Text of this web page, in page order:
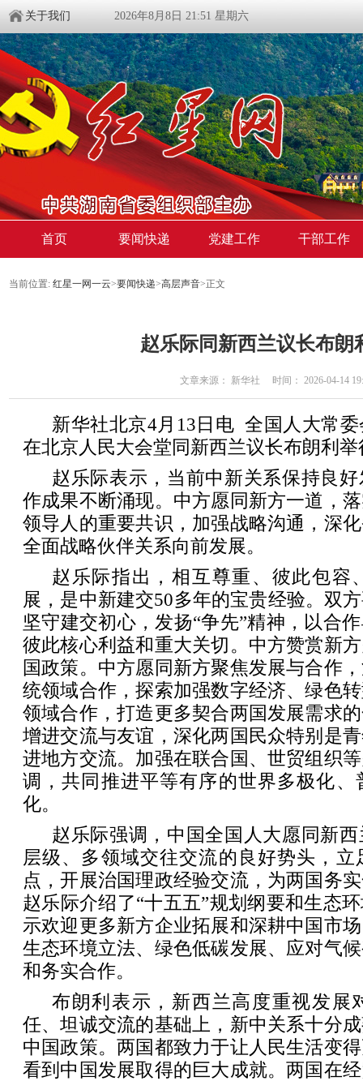
关于我们 2026年8月8日 21:51 星期六
首页 要闻快递 党建工作 干部工作
当前位置: 红星一网一云>要闻快递>高层声音>正文
赵乐际同新西兰议长布朗
文章来源： 新华社 时间： 2026-04-14
新华社北京4月13日电 全国人大常
在北京人民大会堂同新西兰议长布朗利
赵乐际表示，当前中新关系保持良
作成果不断涌现。中方愿同新方一道，
领导人的重要共识，加强战略沟通，深
全面战略伙伴关系向前发展。
赵乐际指出，相互尊重、彼此包容
展，是中新建交50多年的宝贵经验。双
坚守建交初心，发扬“争先”精神，以合
彼此核心利益和重大关切。中方赞赏新
国政策。中方愿同新方聚焦发展与合作
统领域合作，探索加强数字经济、绿色
领域合作，打造更多契合两国发展需求
增进交流与友谊，深化两国民众特别是
进地方交流。加强在联合国、世贸组织
调，共同推进平等有序的世界多极化、
化。
赵乐际强调，中国全国人大愿同新
层级、多领域交往交流的良好势头，
点，开展治国理政经验交流，为两国务
赵乐际介绍了“十五五”规划纲要和生态
示欢迎更多新方企业拓展和深耕中国市
生态环境立法、绿色低碳发展、应对气
和务实合作。
布朗利表示，新西兰高度重视发展
任、坦诚交流的基础上，新中关系十分
中国政策。两国都致力于让人民生活变
看到中国发展取得的巨大成就。两国在